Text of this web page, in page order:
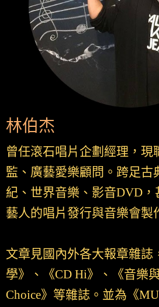
林伯杰
曾任滾石唱片企劃經理，現
監、廣藝愛樂顧問。跨足古
紀、世界音樂、影音DVD，
藝人的唱片發行與音樂會製
文章見國內外各大報章雜誌
學》、《CD Hi》、《音樂
Choice》等雜誌。並為《